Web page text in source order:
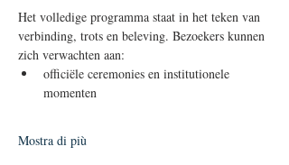
Het volledige programma staat in het teken van
verbinding, trots en beleving. Bezoekers kunnen
zich verwachten aan:
officiële ceremonies en institutionele
momenten
Mostra di più